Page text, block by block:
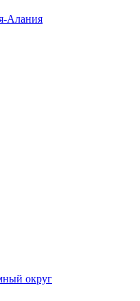
Алания
округ